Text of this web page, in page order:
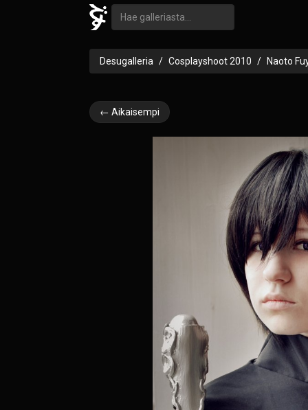
Desugalleria Cosplayshoot 2010 Naoto
← Aikaisempi